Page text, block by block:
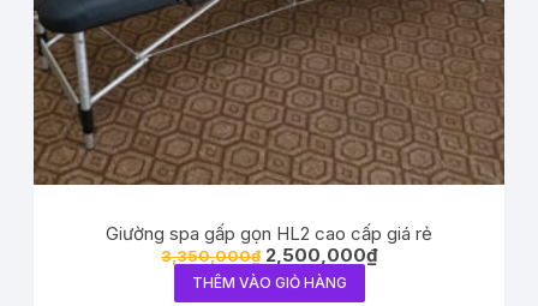
Giường spa gấp gọn HL2 cao cấp giá rẻ
3,350,000₫ 2,500,000₫
THÊM VÀO GIỎ HÀNG